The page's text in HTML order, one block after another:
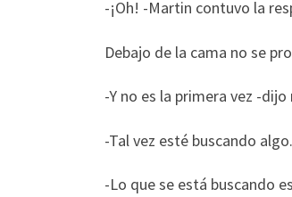
-¡Oh! -Martin contuvo la
Debajo de la cama no se
-Y no es la primera vez -
-Tal vez esté buscando algo.
-Lo que se está buscando